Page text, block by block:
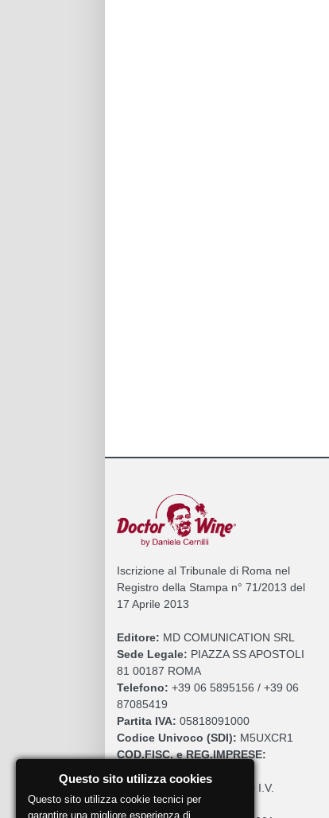
Iscrizione al Tribunale di Roma nel
Registro della Stampa n° 71/2013 del
17 Aprile 2013
Editore: MD COMUNICATION SRL
Sede Legale: PIAZZA SS APOSTOLI
81 00187 ROMA
Telefono: +39 06 5895156 / +39 06
87085419
Partita IVA: 05818091000
Codice Univoco (SDI): M5UXCR1
COD.FISC. e REG.IMPRESE:
Cap. Sociale:€. 10.200,00 I.V.
REA:RM 930252
Questo sito utilizza cookies
Questo sito utilizza cookie tecnici per
garantire una migliore esperienza di